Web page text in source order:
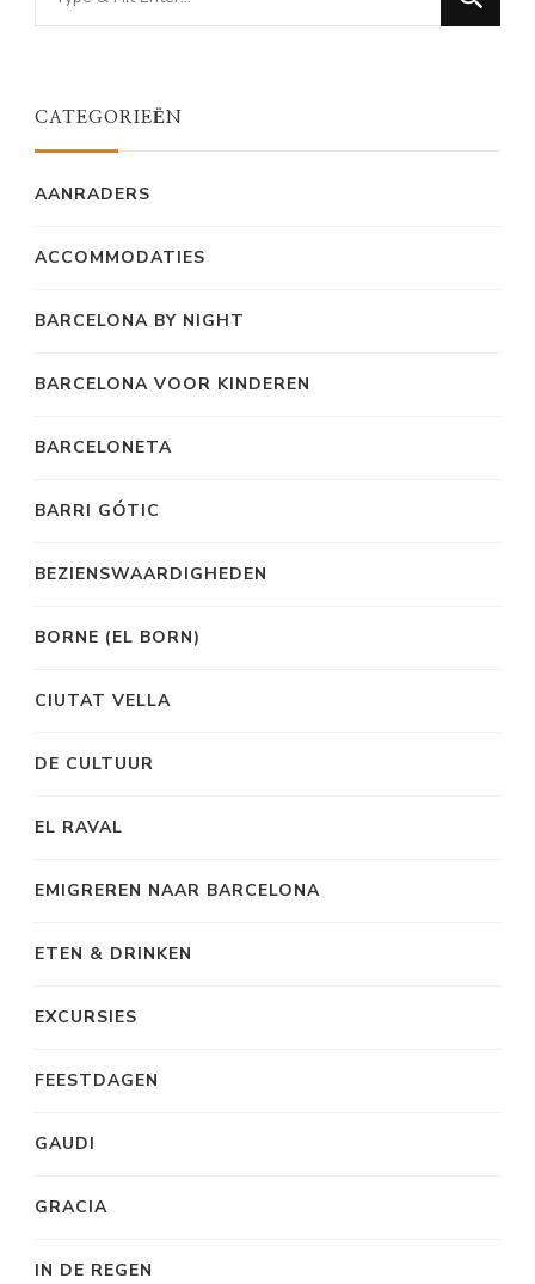
for
CATEGORIEËN
AANRADERS
ACCOMMODATIES
BARCELONA BY NIGHT
BARCELONA VOOR KINDEREN
BARCELONETA
BARRI GÓTIC
BEZIENSWAARDIGHEDEN
BORNE (EL BORN)
CIUTAT VELLA
DE CULTUUR
EL RAVAL
EMIGREREN NAAR BARCELONA
ETEN & DRINKEN
EXCURSIES
FEESTDAGEN
GAUDI
GRACIA
IN DE REGEN